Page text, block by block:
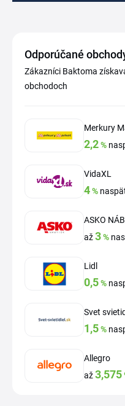
Odporúčané
Zákazníci Baktoma
obchodoch
Merkury
2,2%
VidaXL
4%
ASKO
až3%
Lidl
0,5%
Svet
1,5%
Allegro
až3,575